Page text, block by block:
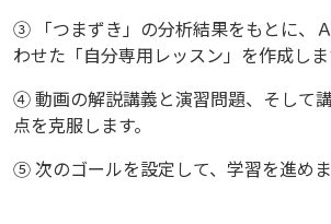
③ 「つまずき」の分析結果をもとに、
わせた「自分専用レッスン」を作成しま
④ 動画の解説講義と演習問題、そして
点を克服します。
⑤ 次のゴールを設定して、学習を進めま